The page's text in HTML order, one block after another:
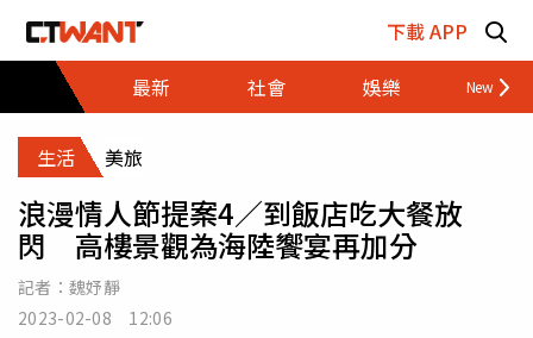
下載 APP
最新
社會 娛樂 財經
生活 美旅
浪漫情人節提案4／到飯店吃大餐放
閃 高樓景觀為海陸饗宴再加分
記者： 魏妤靜
2023-02-08 12:06